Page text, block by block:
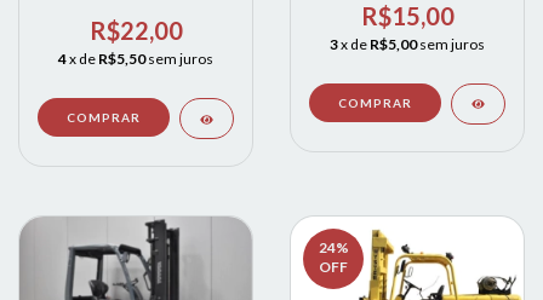
ESPANHOL
R$22,00
4x de R$5,50 sem juros
R$15,00
3x de R$5,00 sem juros
24%
OFF